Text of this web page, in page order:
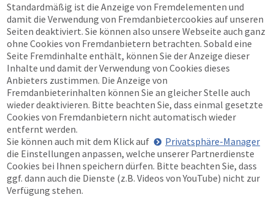
Standardmäßig ist die Anzeige von Fremdelementen und
damit die Verwendung von Fremdanbietercookies auf unseren
Seiten deaktiviert. Sie können also unsere Webseite auch ganz
ohne Cookies von Fremdanbietern betrachten. Sobald eine
Seite Fremdinhalte enthält, können Sie der Anzeige dieser
Inhalte und damit der Verwendung von Cookies dieses
Anbieters zustimmen. Die Anzeige von
Fremdanbieterinhalten können Sie an gleicher Stelle auch
wieder deaktivieren. Bitte beachten Sie, dass einmal gesetzte
Cookies von Fremdanbietern nicht automatisch wieder
entfernt werden.
Sie können auch mit dem Klick auf
Privatsphäre-Manager
die Einstellungen anpassen, welche unserer Partnerdienste
Cookies bei Ihnen speichern dürfen. Bitte beachten Sie, dass
ggf. dann auch die Dienste (z.B. Videos von YouTube) nicht zur
Verfügung stehen.